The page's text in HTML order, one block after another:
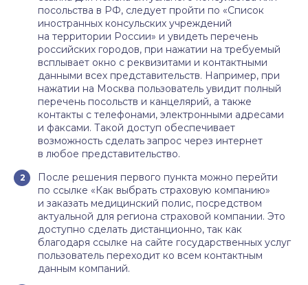
посольства в РФ, следует пройти по «Список
иностранных консульских учреждений
на территории России» и увидеть перечень
российских городов, при нажатии на требуемый
всплывает окно с реквизитами и контактными
данными всех представительств. Например, при
нажатии на Москва пользователь увидит полный
перечень посольств и канцелярий, а также
контакты с телефонами, электронными адресами
и факсами. Такой доступ обеспечивает
возможность сделать запрос через интернет
в любое представительство.
После решения первого пункта можно перейти
по ссылке «Как выбрать страховую компанию»
и заказать медицинский полис, посредством
актуальной для региона страховой компании. Это
доступно сделать дистанционно, так как
благодаря ссылке на сайте государственных услуг
пользователь переходит ко всем контактным
данным компаний.